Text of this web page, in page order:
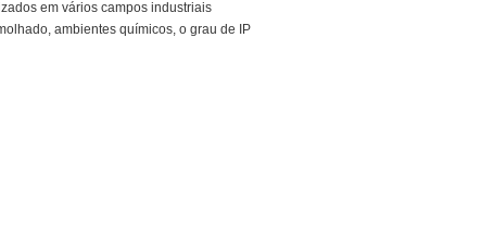
em vários campos industriais
ambientes químicos, o grau de IP